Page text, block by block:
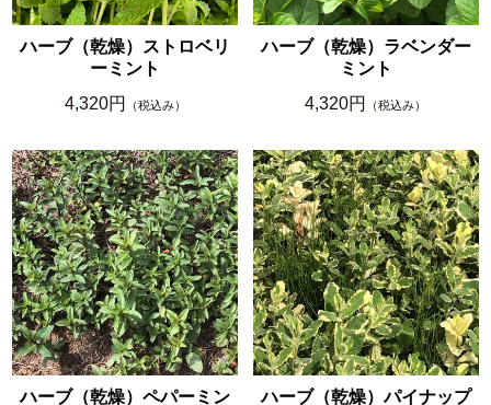
ハーブ（乾燥）ストロベリ
ーミント
4,320円
（税込み）
ハーブ（乾燥）ラベンダー
ミント
4,320円
（税込み）
ハーブ（乾燥）ペパーミン
ハーブ（乾燥）パイナップ